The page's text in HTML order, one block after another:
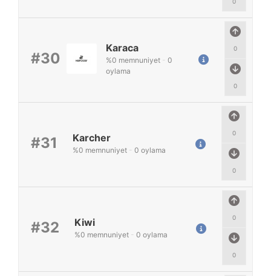
#30
0
0
Karaca
%0 memnuniyet - 0
oylama
#31
0
0
Karcher
%0 memnuniyet - 0 oylama
#32
0
0
Kiwi
%0 memnuniyet - 0 oylama